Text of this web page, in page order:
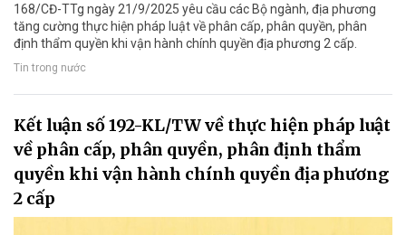
168/CĐ-TTg ngày 21/9/2025 yêu cầu các Bộ ngành, địa phương
tăng cường thực hiện pháp luật về phân cấp, phân quyền, phân
định thẩm quyền khi vận hành chính quyền địa phương 2 cấp.
Tin trong nước
Kết luận số 192-KL/TW về thực hiện pháp luật
về phân cấp, phân quyền, phân định thẩm
quyền khi vận hành chính quyền địa phương
2 cấp